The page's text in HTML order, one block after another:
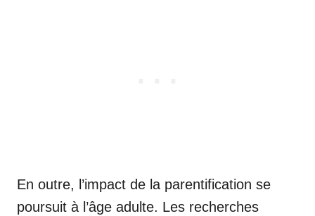
En outre, l’impact de la parentification se
poursuit à l’âge adulte. Les recherches